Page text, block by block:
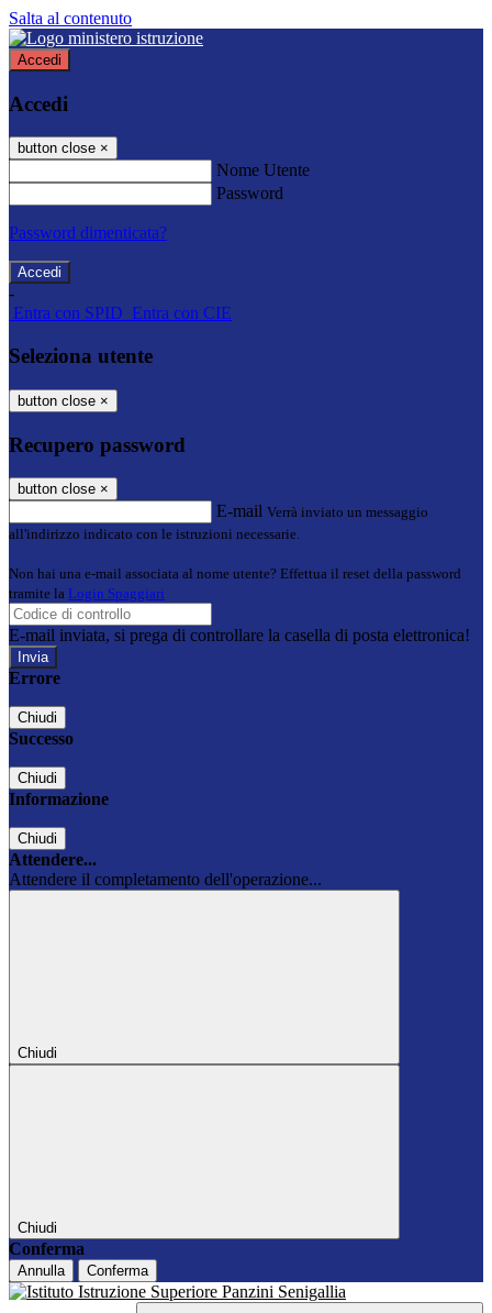
Salta al contenuto
Accedi
Accedi
button close ×
Nome Utente
Password
Password dimenticata?
-
Entra con SPID Entra con CIE
Seleziona utente
button close ×
Recupero password
button close ×
E-mail Verrà inviato un messaggio
all'indirizzo indicato con le istruzioni necessarie.
Non hai una e-mail associata al nome utente? Effettua il reset della password
tramite la Login Spaggiari
E-mail inviata, si prega di controllare la casella di posta elettronica!
Errore
Chiudi
Successo
Chiudi
Informazione
Chiudi
Attendere...
Attendere il completamento dell'operazione...
Chiudi
Chiudi
Conferma
Annulla Conferma